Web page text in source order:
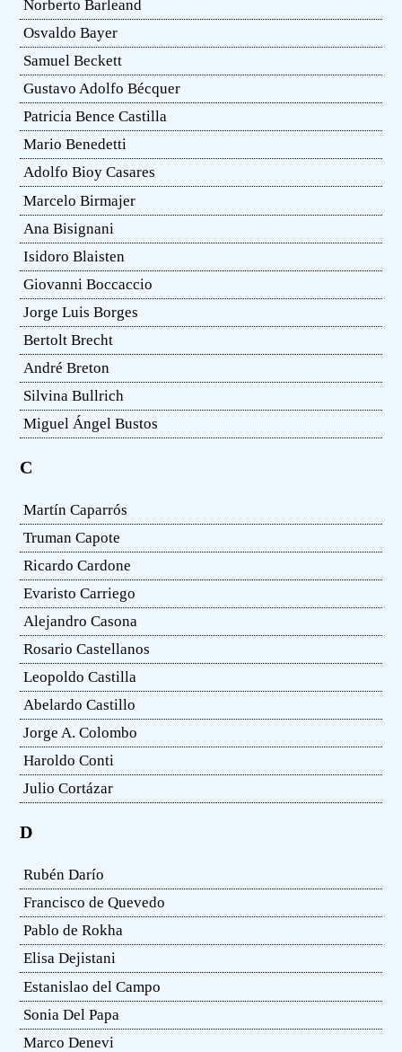
Norberto Barleand
Osvaldo Bayer
Samuel Beckett
Gustavo Adolfo Bécquer
Patricia Bence Castilla
Mario Benedetti
Adolfo Bioy Casares
Marcelo Birmajer
Ana Bisignani
Isidoro Blaisten
Giovanni Boccaccio
Jorge Luis Borges
Bertolt Brecht
André Breton
Silvina Bullrich
Miguel Ángel Bustos
C
Martín Caparrós
Truman Capote
Ricardo Cardone
Evaristo Carriego
Alejandro Casona
Rosario Castellanos
Leopoldo Castilla
Abelardo Castillo
Jorge A. Colombo
Haroldo Conti
Julio Cortázar
D
Rubén Darío
Francisco de Quevedo
Pablo de Rokha
Elisa Dejistani
Estanislao del Campo
Sonia Del Papa
Marco Denevi